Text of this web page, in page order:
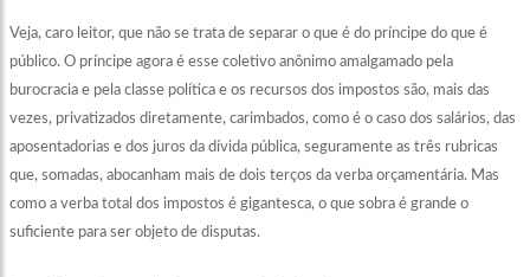
Veja, caro leitor, que não se trata de separar o que é do príncipe do que é
público. O príncipe agora é esse coletivo anônimo amalgamado pela
burocracia e pela classe política e os recursos dos impostos são, mais das
vezes, privatizados diretamente, carimbados, como é o caso dos salários, das
aposentadorias e dos juros da dívida pública, seguramente as três rubricas
que, somadas, abocanham mais de dois terços da verba orçamentária. Mas
como a verba total dos impostos é gigantesca, o que sobra é grande o
suficiente para ser objeto de disputas.